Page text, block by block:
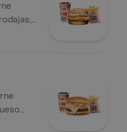
salsa